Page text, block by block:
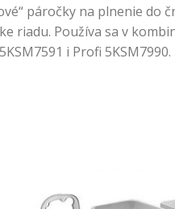
páročky na plnenie do
riadu. Používa sa v
i Profi 5KSM7990.